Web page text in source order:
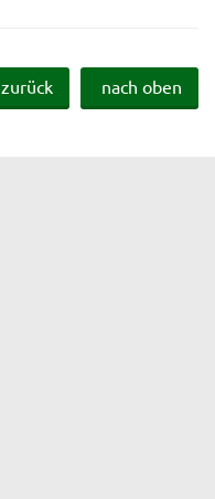
zurück nach oben